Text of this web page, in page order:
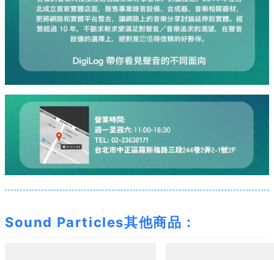
Sound Particles其他商品：